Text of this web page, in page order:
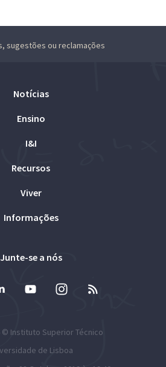
sugestões ou reclamações
Notícias
Ensino
I&I
Recursos
Viver
Informações
Junte-se a nós
© Instituto Superior Técnico
de Lisboa